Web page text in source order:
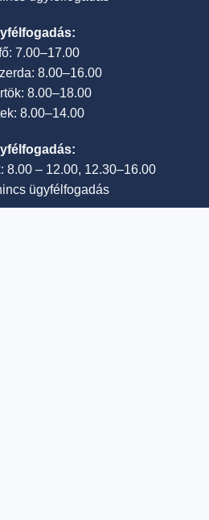
7.00–17.00
8.00–16.00
8.00–18.00
8.00–14.00
8.00 – 12.00, 12.30–16.00
ügyfélfogadás